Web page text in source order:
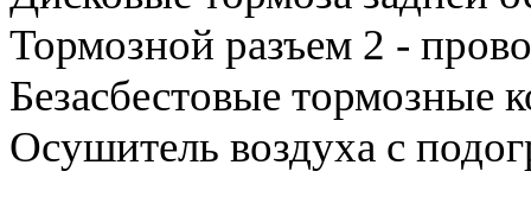
Тормозной разъем 2 -
Безасбестовые тормозные
Осушитель воздуха с